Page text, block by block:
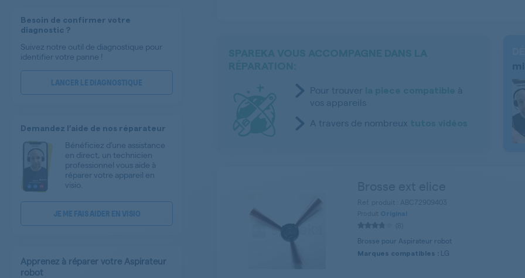
Besoin de confirmer votre
diagnostic ?
Suivez notre outil de diagnostique pour
identifier votre panne !
LANCER LE DIAGNOSTIQUE
Demandez l’aide de nos réparateur
Bénéficiez d’une assistance
en direct, un technicien
professionnel vous aide à
réparer votre appareil en
visio.
JE ME FAIS AIDER EN VISIO
Apprenez à réparer votre Aspirateur
robot
Pour trouver
à
vos appareils
A travers de nombreux
Original
Brosse pour Aspirateur robot
Marques compatibles : LG